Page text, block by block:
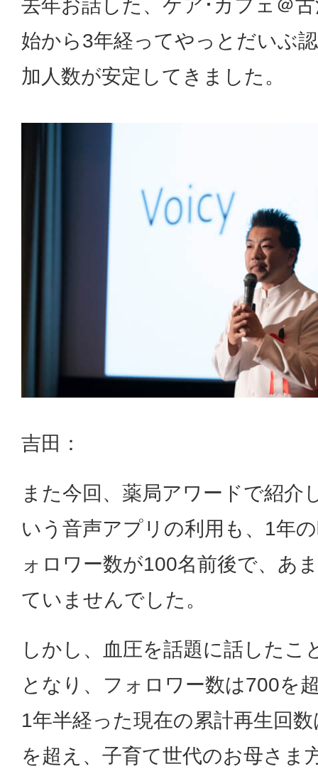
去年お話した、ケア･カフェ＠
始から3年経ってやっとだいぶ
加人数が安定してきました。
吉田：
また今回、薬局アワードで紹介
いう音声アプリの利用も、1年
ォロワー数が100名前後で、あ
ていませんでした。
しかし、血圧を話題に話したこ
となり、フォロワー数は700を
1年半経った現在の累計再生回
を超え、子育て世代のお母さま